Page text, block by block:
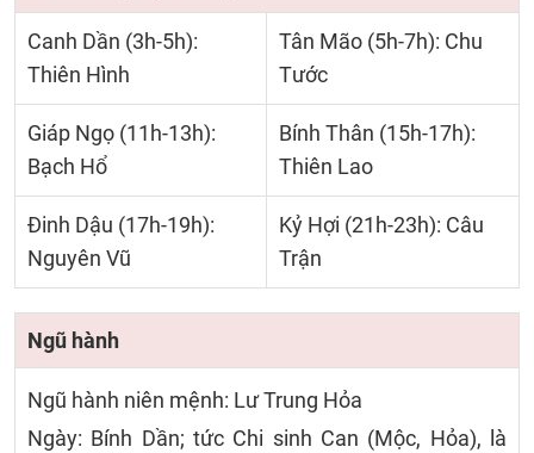
Canh Dần (3h-5h):
Thiên Hình
Tân Mão (5h-7h): Chu
Tước
Giáp Ngọ (11h-13h):
Bạch Hổ
Bính Thân (15h-17h):
Thiên Lao
Đinh Dậu (17h-19h):
Nguyên Vũ
Kỷ Hợi (21h-23h): Câu
Trận
Ngũ hành
Ngũ hành niên mệnh: Lư Trung Hỏa
Ngày: Bính Dần; tức Chi sinh Can (Mộc, Hỏa), là